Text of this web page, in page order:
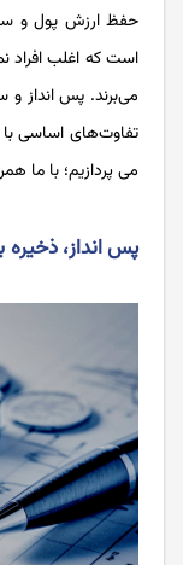
حفظ ارزش پول و
است که اغلب افراد
می‌برند. پس انداز
تفاوت‌های اساسی با
می پردازیم؛ با ما
پس انداز، ذخیره